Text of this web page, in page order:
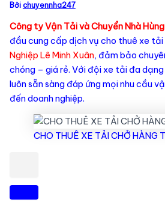
Bởi chuyennha247
Công ty Vận Tải và Chuyển Nhà
đầu cung cấp dịch vụ cho thuê xe
Nghiệp Lê Minh Xuân, đảm bảo
chóng – giá rẻ. Với đội xe tải đa
luôn sẵn sàng đáp ứng mọi nhu cầu
đến doanh nghiệp.
CHO THUÊ XE TẢI CHỞ HÀNG